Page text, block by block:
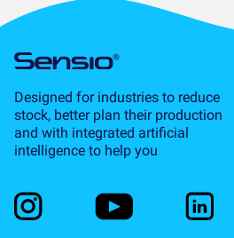
Designed for industries to reduce
stock, better plan their production
and with integrated artificial
intelligence to help you